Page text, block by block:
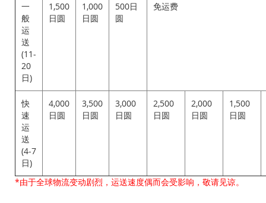
一
般
运
送
(11-
20
日)
1,500
日圆
1,000
日圆
500日
圆
免运费
快
速
运
送
(4-7
日)
4,000
日圆
3,500
日圆
3,000
日圆
2,500
日圆
2,000
日圆
1,500
日圆
*由于全球物流变动剧烈，运送速度偶而会受影响，敬请见谅。